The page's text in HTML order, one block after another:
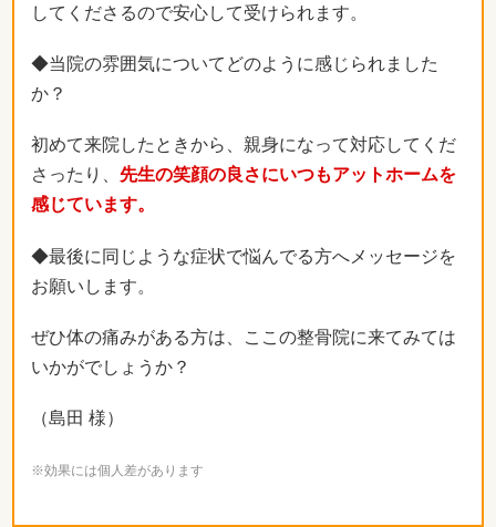
してくださるので安心して受けられます。
◆当院の雰囲気についてどのように感じられました
か？
初めて来院したときから、親身になって対応してくだ
さったり、 先生の笑顔の良さにいつもアットホームを
感じています。
◆最後に同じような症状で悩んでる方へメッセージを
お願いします。
ぜひ体の痛みがある方は、ここの整骨院に来てみては
いかがでしょうか？
（島田 様）
※効果には個人差があります